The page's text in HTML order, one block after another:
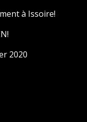
à Issoire!
2020